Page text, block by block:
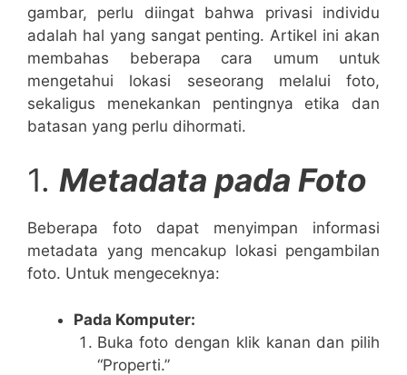
gambar, perlu diingat bahwa privasi individu
adalah hal yang sangat penting. Artikel ini akan
membahas beberapa cara umum untuk
mengetahui lokasi seseorang melalui foto,
sekaligus menekankan pentingnya etika dan
batasan yang perlu dihormati.
1. Metadata pada Foto
Beberapa foto dapat menyimpan informasi
metadata yang mencakup lokasi pengambilan
foto. Untuk mengeceknya:
Pada Komputer:
Buka foto dengan klik kanan dan pilih
“Properti.”